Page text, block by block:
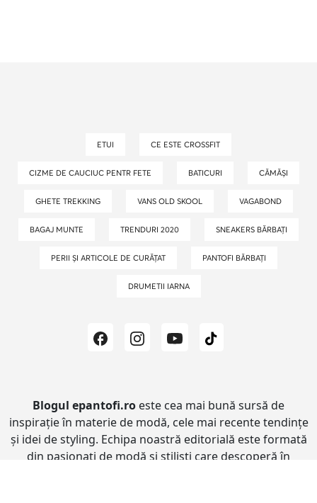
ETUI CE ESTE CROSSFIT
CIZME DE CAUCIUC PENTR FETE BATICURI CĂMĂȘI
GHETE TREKKING VANS OLD SKOOL VAGABOND
BAGAJ MUNTE TRENDURI 2020 SNEAKERS BĂRBAȚI
PERII ȘI ARTICOLE DE CURĂȚAT PANTOFI BĂRBAȚI
DRUMETII IARNA
Blogul epantofi.ro este cea mai bună sursă de
inspirație în materie de modă, cele mai recente tendințe
și idei de styling. Echipa noastră editorială este formată
din pasionați de modă și stiliști care descoperă în